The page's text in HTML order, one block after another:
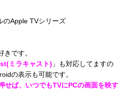
Apple TVシリーズ
きです。
ミラキャスト) 」も対応してますの
の表示も可能です。
ば、いつでもTVにPCの画面を映す